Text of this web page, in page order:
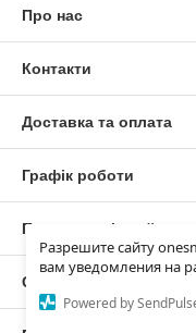
Разрешите сайту
вам уведомления на
Powered by
Про нас
Контакти
Доставка та оплата
Графік роботи
Повна версія сайту
Сайт створено на